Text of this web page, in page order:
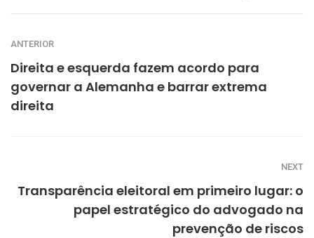
ANTERIOR
Direita e esquerda fazem acordo para
governar a Alemanha e barrar extrema
direita
NEXT
Transparência eleitoral em primeiro lugar: o
papel estratégico do advogado na
prevenção de riscos